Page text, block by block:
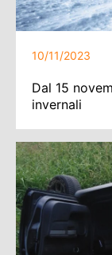
10/11/2023
Dal 15
invernali